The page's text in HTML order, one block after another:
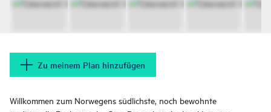
Zu meinem Plan hinzufügen
Willkommen zum Norwegens südlichste, noch bewohnte